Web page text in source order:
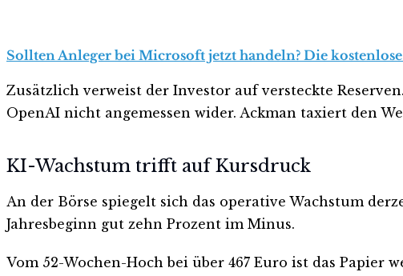
Sollten Anleger bei Microsoft jetzt handeln? Die
Zusätzlich verweist der Investor auf versteckte
OpenAI nicht angemessen wider. Ackman taxiert den
KI-Wachstum trifft auf Kursdruck
An der Börse spiegelt sich das operative Wachstum
Jahresbeginn gut zehn Prozent im Minus.
Vom 52-Wochen-Hoch bei über 467 Euro ist das